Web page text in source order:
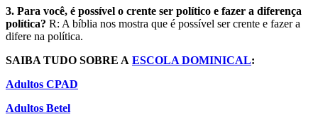
3. Para você, é possível o crente ser político e fazer a diferença
política? R: A bíblia nos mostra que é possível ser crente e fazer a
difere na política.
SAIBA TUDO SOBRE A ESCOLA DOMINICAL:
Adultos CPAD
Adultos Betel